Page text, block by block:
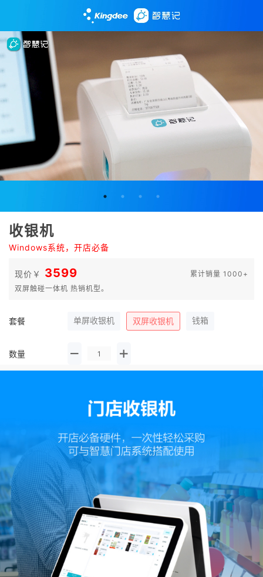
收银机
Windows系统，开店必备
现价￥ 3599
累计销量 1000+
双屏触碰一体机 热销机型。
套餐 单屏收银机 双屏收银机 钱箱
数量